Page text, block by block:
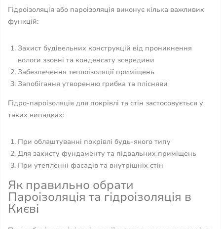
Гідроізоляція або пароізоляція виконує кілька важливих
функцій:
Захист будівельних конструкцій від проникнення
вологи ззовні та конденсату зсередини
Забезпечення теплоізоляції приміщень
Запобігання утворенню грибка та плісняви
Гідро-пароізоляція для покрівлі та стін застосовується у
таких випадках:
При облаштуванні покрівлі будь-якого типу
Для захисту фундаменту та підвальних приміщень
При утепленні фасадів та внутрішніх стін
Як правильно обрати
Пароізоляція та гідроізоляція в
Києві